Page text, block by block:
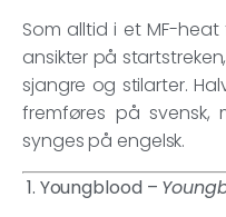
Som alltid i et MF-
ansikter på
sjangre og stilarter.
fremføres på svensk,
synges på engelsk.
1. Youngblood –